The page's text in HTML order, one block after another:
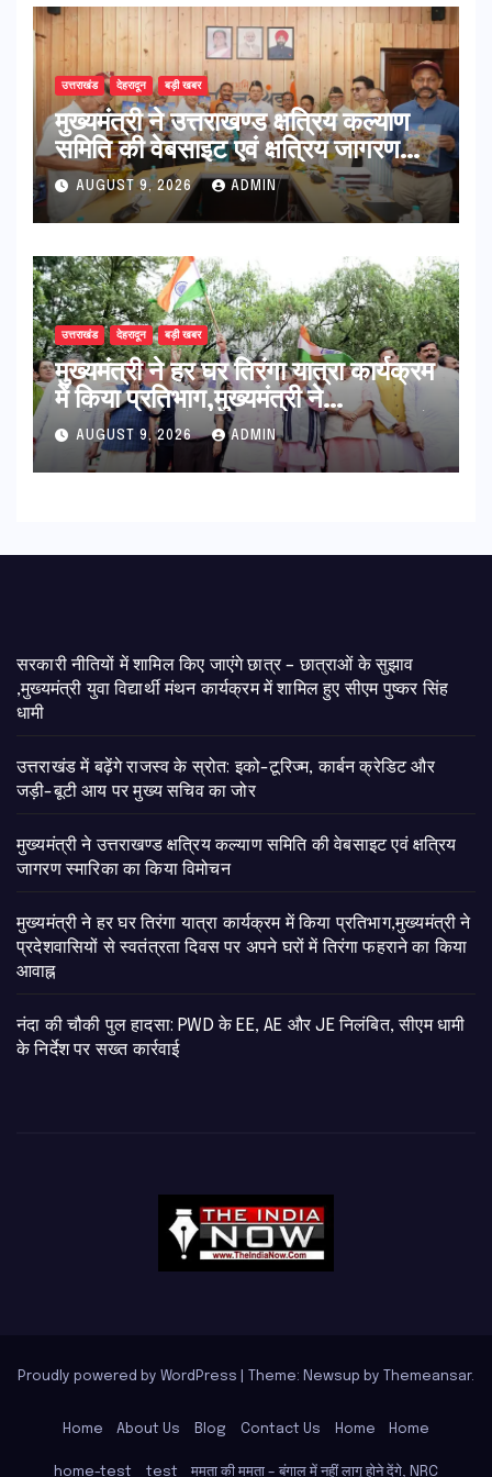
उत्तराखंड देहरादून बड़ी खबर
मुख्यमंत्री ने उत्तराखण्ड क्षत्रिय कल्याण
समिति की वेबसाइट एवं क्षत्रिय जागरण
स्मारिका का किया विमोचन
AUGUST 9, 2026 ADMIN
उत्तराखंड देहरादून बड़ी खबर
मुख्यमंत्री ने हर घर तिरंगा यात्रा कार्यक्रम
में किया प्रतिभाग,मुख्यमंत्री ने
प्रदेशवासियों से स्वतंत्रता दिवस पर अपने
घरों में तिरंगा फहराने का किया आवाह्न
AUGUST 9, 2026 ADMIN
सरकारी नीतियों में शामिल किए जाएंगे छात्र – छात्राओं के सुझाव
,मुख्यमंत्री युवा विद्यार्थी मंथन कार्यक्रम में शामिल हुए सीएम पुष्कर सिंह
धामी
उत्तराखंड में बढ़ेंगे राजस्व के स्रोत: इको-टूरिज्म, कार्बन क्रेडिट और
जड़ी-बूटी आय पर मुख्य सचिव का जोर
मुख्यमंत्री ने उत्तराखण्ड क्षत्रिय कल्याण समिति की वेबसाइट एवं क्षत्रिय
जागरण स्मारिका का किया विमोचन
मुख्यमंत्री ने हर घर तिरंगा यात्रा कार्यक्रम में किया प्रतिभाग,मुख्यमंत्री ने
प्रदेशवासियों से स्वतंत्रता दिवस पर अपने घरों में तिरंगा फहराने का किया
आवाह्न
नंदा की चौकी पुल हादसा: PWD के EE, AE और JE निलंबित, सीएम धामी
के निर्देश पर सख्त कार्रवाई
Proudly powered by WordPress Theme: Newsup by Themeansar.
Home About Us Blog Contact Us Home Home
home-test test ममता की ममता – बंगाल में नहीं लागू होने देंगे, NRC